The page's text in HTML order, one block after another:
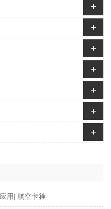
+
+
+
+
+
+
+
用| 航空卡箍